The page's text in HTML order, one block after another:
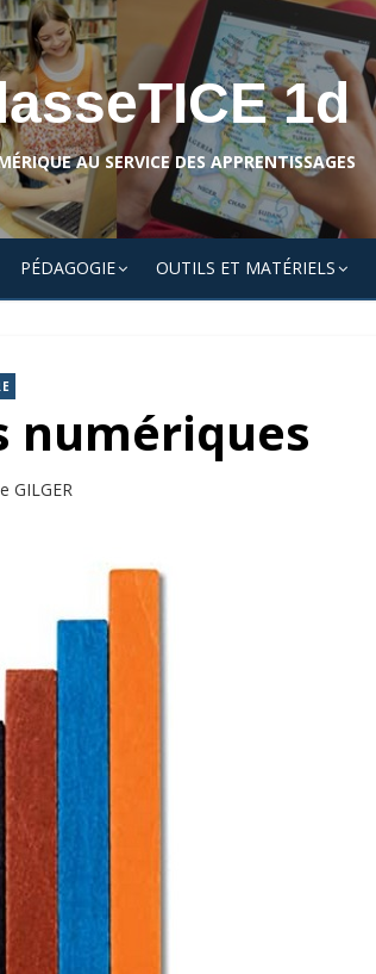
1d
AU SERVICE DES APPRENTISSAGES
PÉDAGOGIE OUTILS ET MATÉRIELS
numériques
GILGER